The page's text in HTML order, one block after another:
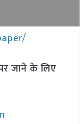
जाने के लिए